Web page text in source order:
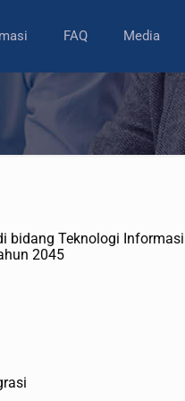
FAQ Media
Teknologi
2045